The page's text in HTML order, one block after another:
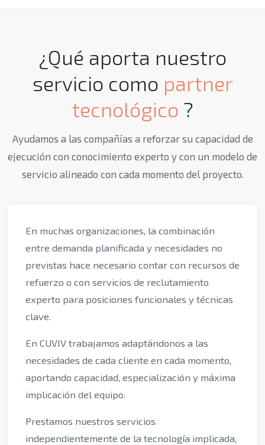
¿Qué aporta nuestro
servicio como partner
tecnológico ?
Ayudamos a las compañías a reforzar su capacidad de
ejecución con conocimiento experto y con un modelo de
servicio alineado con cada momento del proyecto.
En muchas organizaciones, la combinación
entre demanda planificada y necesidades no
previstas hace necesario contar con recursos de
refuerzo o con servicios de reclutamiento
experto para posiciones funcionales y técnicas
clave.
En CUVIV trabajamos adaptándonos a las
necesidades de cada cliente en cada momento,
aportando capacidad, especialización y máxima
implicación del equipo.
Prestamos nuestros servicios
independientemente de la tecnología implicada,